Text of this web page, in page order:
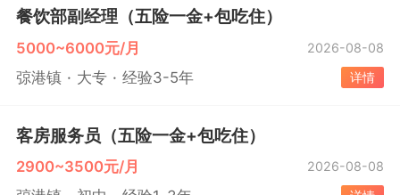
餐饮部副经理（五险一金+包吃住）
5000~6000元/月 2026-08-08
弶港镇 大专 经验3-5年 详情
客房服务员（五险一金+包吃住）
2900~3500元/月 2026-08-08